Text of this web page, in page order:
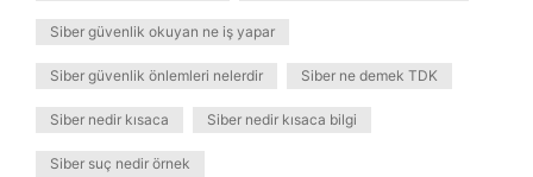
Siber güvenlik okuyan ne iş yapar
Siber güvenlik önlemleri nelerdir Siber ne demek TDK
Siber nedir kısaca Siber nedir kısaca bilgi
Siber suç nedir örnek